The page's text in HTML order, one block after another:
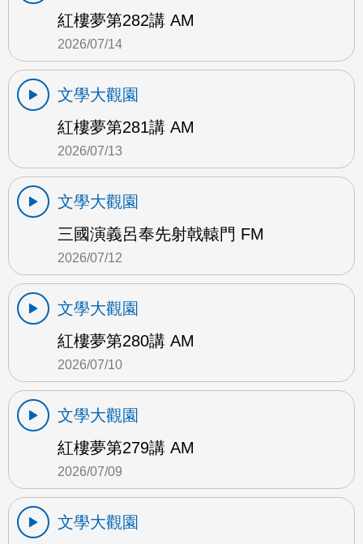
紅樓夢第282講 AM
2026/07/14
文學大觀園
紅樓夢第281講 AM
2026/07/13
文學大觀園
三國演義呂奉先射戟轅門 FM
2026/07/12
文學大觀園
紅樓夢第280講 AM
2026/07/10
文學大觀園
紅樓夢第279講 AM
2026/07/09
文學大觀園